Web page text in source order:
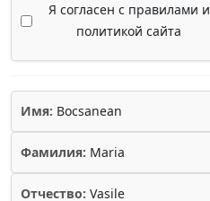
Я согласен с правилами и
политикой сайта
Имя: Bocsanean
Фамилия: Maria
Отчество: Vasile